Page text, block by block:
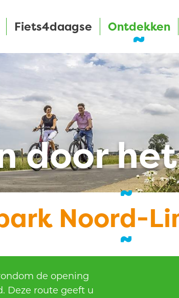
Fiets4daagse Ontdekken
door
Noord-
de opening
Deze route geeft u